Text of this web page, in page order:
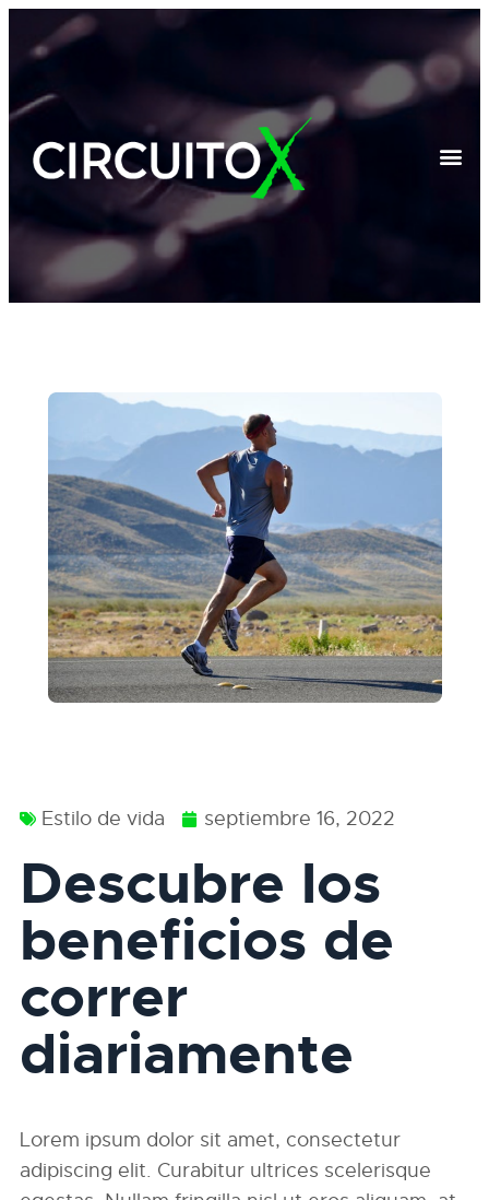
Estilo de vida septiembre 16, 2022
Descubre los
beneficios de
correr
diariamente
Lorem ipsum dolor sit amet, consectetur
adipiscing elit. Curabitur ultrices scelerisque